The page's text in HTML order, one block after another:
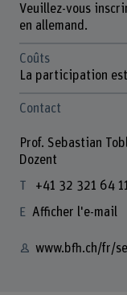
Veuillez-vous inscrire
en allemand.
Coûts
La participation
Contact
Prof. Sebastian
Dozent
+41 32 321 64
Afficher l'e-mail
www.bfh.ch/fr/